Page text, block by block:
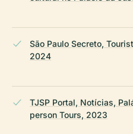
São Paulo Secreto,
2024
TJSP Portal, Notícias,
person Tours, 2023